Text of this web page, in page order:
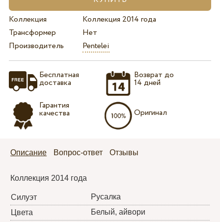
Коллекция
Коллекция 2014 года
Трансформер
Нет
Производитель
Pentelei
Бесплатная
доставка
Гарантия
качества
Возврат до
14 дней
Оригинал
Описание Вопрос-ответ Отзывы
Коллекция 2014 года
Силуэт
Русалка
Цвета
Белый, айвори